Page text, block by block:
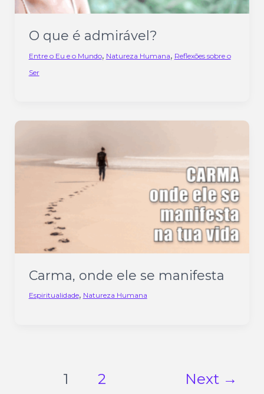
O que é admirável?
Entre o Eu e o Mundo, Natureza Humana, Reflexões sobre o
Ser
Carma, onde ele se manifesta
Espiritualidade, Natureza Humana
1 2 Next →